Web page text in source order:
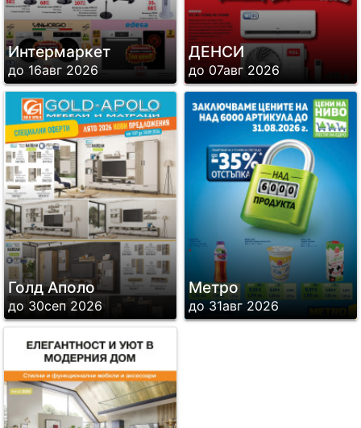
Интермаркет
до 16авг 2026
ДЕНСИ
до 07авг 2026
Голд Аполо
до 30сеп 2026
Метро
до 31авг 2026